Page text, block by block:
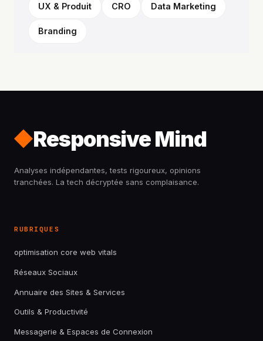
UX & Produit CRO Data Marketing
Branding
Responsive Mind
Analyses indépendantes, tests rigoureux, opinions
tranchées. La tech décryptée sans complaisance.
RUBRIQUES
optimisation core web vitals
Réseaux Sociaux
Annuaire des Sites & Services
Outils & Productivité
Messagerie & Espaces de Connexion